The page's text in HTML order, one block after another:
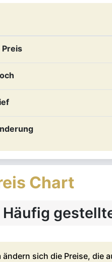
Chart
ändern sich die Preise, die